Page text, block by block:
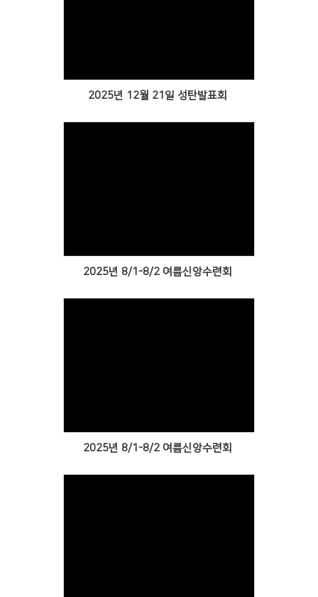
2025년 12월 21일 성탄발표회
2025년 8/1-8/2 여름신앙수련회
2025년 8/1-8/2 여름신앙수련회